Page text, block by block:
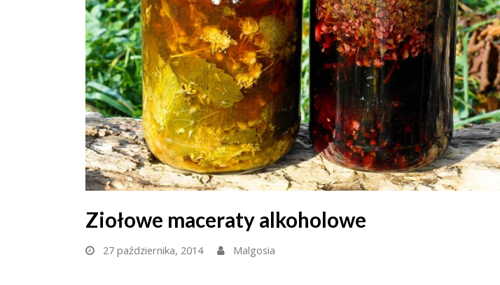
Ziołowe maceraty alkoholowe
27 października, 2014 Malgosia